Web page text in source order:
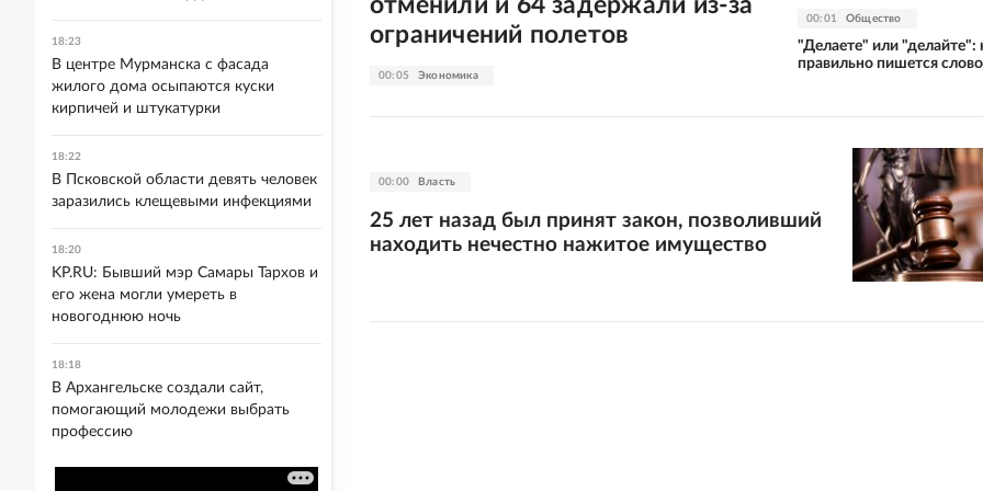
00:05 Экономика
ограничений полетов
00:01 Общество
"Делаете" или "делайте":
правильно пишется слово
00:00 Власть
25 лет назад был принят закон, позволивший
находить нечестно нажитое имущество
18:23
В центре Мурманска с фасада
жилого дома осыпаются куски
кирпичей и штукатурки
18:22
В Псковской области девять человек
заразились клещевыми инфекциями
18:20
KP.RU: Бывший мэр Самары Тархов и
его жена могли умереть в
новогоднюю ночь
18:18
В Архангельске создали сайт,
помогающий молодежи выбрать
профессию